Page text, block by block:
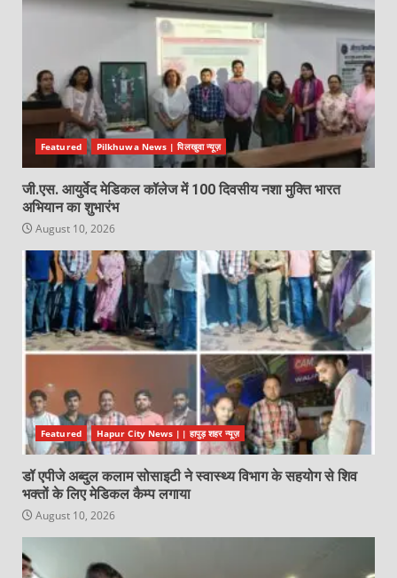
Featured Pilkhuwa News | पिलखुवा न्यूज़
जी.एस. आयुर्वेद मेडिकल कॉलेज में 100 दिवसीय नशा मुक्ति भारत
अभियान का शुभारंभ
August 10, 2026
Featured Hapur City News || हापुड़ शहर न्यूज़
डॉ एपीजे अब्दुल कलाम सोसाइटी ने स्वास्थ्य विभाग के सहयोग से शिव
भक्तों के लिए मेडिकल कैम्प लगाया
August 10, 2026